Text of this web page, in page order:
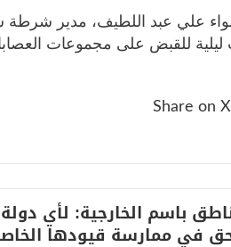
علي عبد اللطيف، مدير
ليلية للقبض على مجموعات
Share on X
باسم الخارجية: لأي دولة
في ممارسة قيودها